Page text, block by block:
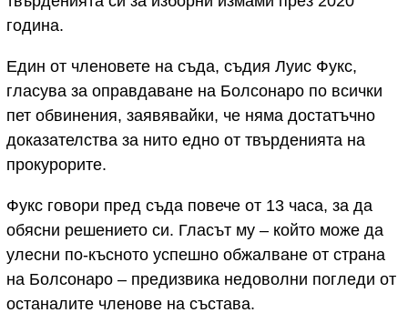
година.
Един от членовете на съда, съдия Луис Фукс,
гласува за оправдаване на Болсонаро по всички
пет обвинения, заявявайки, че няма достатъчно
доказателства за нито едно от твърденията на
прокурорите.
Фукс говори пред съда повече от 13 часа, за да
обясни решението си. Гласът му – който може да
улесни по-късното успешно обжалване от страна
на Болсонаро – предизвика недоволни погледи от
останалите членове на състава.